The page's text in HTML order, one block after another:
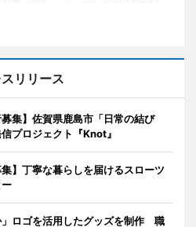
リリース
募集】佐賀県鹿島市「日常の結び
プロジェクト『Knot』
集】丁寧な暮らしを届けるスローツ
ロゴを活用したグッズを制作 職